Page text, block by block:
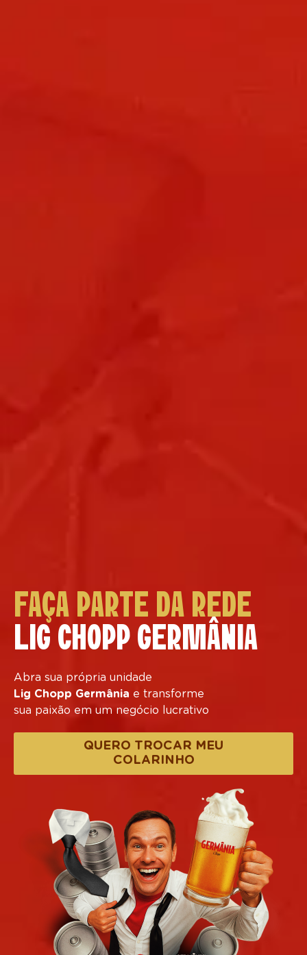
FAÇA PARTE DA REDE
LIG CHOPP GERMÂNIA
Abra sua própria unidade
Lig Chopp Germânia e transforme
sua paixão em um negócio lucrativo
QUERO TROCAR MEU
COLARINHO